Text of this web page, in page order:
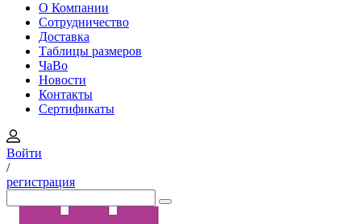
О Компании
Сотрудничество
Доставка
Таблицы размеров
ЧаВо
Новости
Контакты
Сертификаты
Войти
/
регистрация